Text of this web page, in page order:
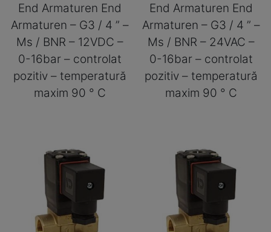
End Armaturen End
Armaturen – G3 / 4 ” –
Ms / BNR – 12VDC –
0-16bar – controlat
pozitiv – temperatură
maxim 90 ° C
End Armaturen End
Armaturen – G3 / 4 ” –
Ms / BNR – 24VAC –
0-16bar – controlat
pozitiv – temperatură
maxim 90 ° C